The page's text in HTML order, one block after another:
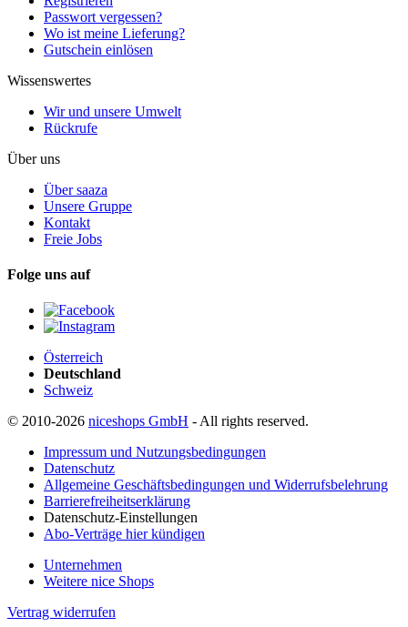
Passwort vergessen?
Wo ist meine Lieferung?
Gutschein einlösen
Wissenswertes
Wir und unsere Umwelt
Rückrufe
Über uns
Über saaza
Unsere Gruppe
Kontakt
Freie Jobs
Folge uns auf
Österreich
Deutschland
Schweiz
© 2010-2026 niceshops GmbH - All rights reserved.
Impressum und Nutzungsbedingungen
Datenschutz
Allgemeine Geschäftsbedingungen und Widerrufsbelehrung
Barrierefreiheitserklärung
Datenschutz-Einstellungen
Abo-Verträge hier kündigen
Unternehmen
Weitere nice Shops
Vertrag widerrufen